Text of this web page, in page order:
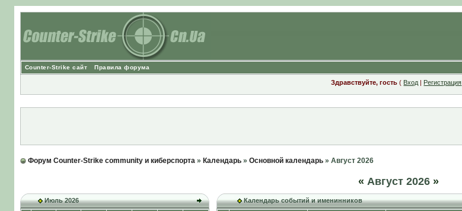
Counter-Strike сайт Правила форума
Здравствуйте, гость ( Вход | Регистрация
Форум Counter-Strike community и киберспорта» Календарь» Основной календарь» Август 2026
« Август 2026 »
Июль 2026 Календарь событий и именинников